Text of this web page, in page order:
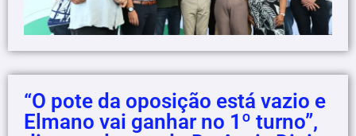
“O pote da oposição está vazio e
Elmano vai ganhar no 1º turno”,